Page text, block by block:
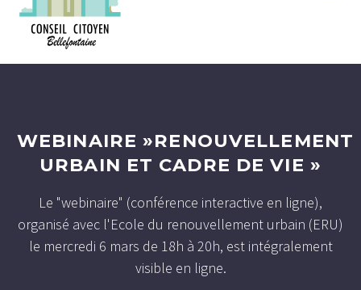
WEBINAIRE »RENOUVELLEMENT
URBAIN ET CADRE DE VIE »
Le "webinaire" (conférence interactive en ligne),
organisé avec l'Ecole du renouvellement urbain (ERU)
le mercredi 6 mars de 18h à 20h, est intégralement
visible en ligne.